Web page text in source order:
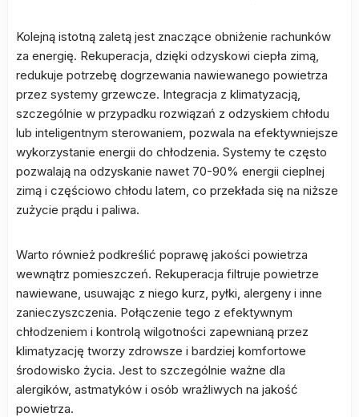
Kolejną istotną zaletą jest znaczące obniżenie rachunków
za energię. Rekuperacja, dzięki odzyskowi ciepła zimą,
redukuje potrzebę dogrzewania nawiewanego powietrza
przez systemy grzewcze. Integracja z klimatyzacją,
szczególnie w przypadku rozwiązań z odzyskiem chłodu
lub inteligentnym sterowaniem, pozwala na efektywniejsze
wykorzystanie energii do chłodzenia. Systemy te często
pozwalają na odzyskanie nawet 70-90% energii cieplnej
zimą i częściowo chłodu latem, co przekłada się na niższe
zużycie prądu i paliwa.
Warto również podkreślić poprawę jakości powietrza
wewnątrz pomieszczeń. Rekuperacja filtruje powietrze
nawiewane, usuwając z niego kurz, pyłki, alergeny i inne
zanieczyszczenia. Połączenie tego z efektywnym
chłodzeniem i kontrolą wilgotności zapewnianą przez
klimatyzację tworzy zdrowsze i bardziej komfortowe
środowisko życia. Jest to szczególnie ważne dla
alergików, astmatyków i osób wrażliwych na jakość
powietrza.